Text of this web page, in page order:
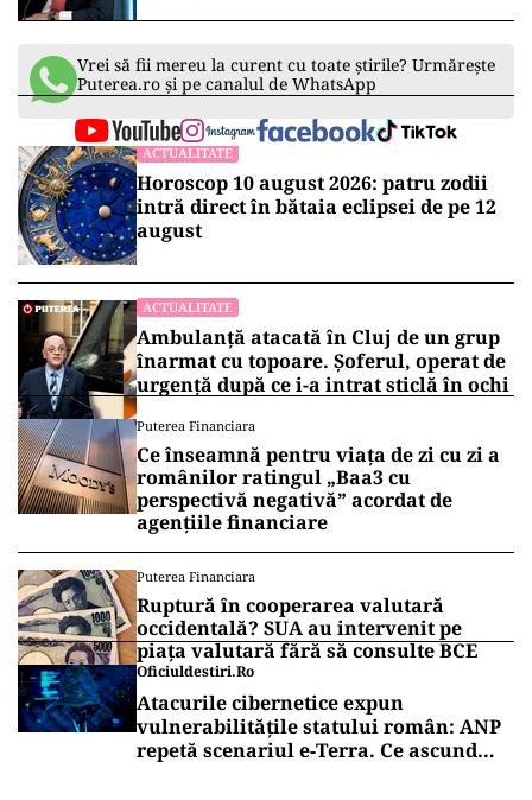
Vrei să fii mereu la curent cu toate știrile? Urmărește
Puterea.ro și pe canalul de WhatsApp
ACTUALITATE
Horoscop 10 august 2026: patru zodii
intră direct în bătaia eclipsei de pe 12
august
ACTUALITATE
Ambulanță atacată în Cluj de un grup
înarmat cu topoare. Șoferul, operat de
urgență după ce i-a intrat sticlă în ochi
Puterea Financiara
Ce înseamnă pentru viața de zi cu zi a
românilor ratingul „Baa3 cu
perspectivă negativă” acordat de
agențiile financiare
Puterea Financiara
Ruptură în cooperarea valutară
occidentală? SUA au intervenit pe
piața valutară fără să consulte BCE
Oficiuldestiri.ro
Atacurile cibernetice expun
vulnerabilitățile statului român: ANP
repetă scenariul e‑Terra. Ce ascund